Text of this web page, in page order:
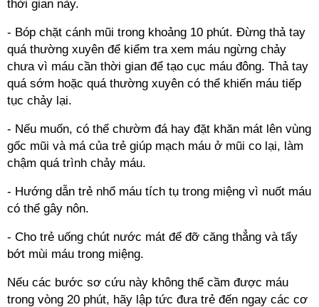
thời gian này.
- Bóp chặt cánh mũi trong khoảng 10 phút. Đừng thả tay
quá thường xuyên để kiểm tra xem máu ngừng chảy
chưa vì máu cần thời gian để tạo cục máu đông. Thả tay
quá sớm hoặc quá thường xuyên có thể khiến máu tiếp
tục chảy lại.
- Nếu muốn, có thể chườm đá hay đặt khăn mát lên vùng
gốc mũi và má của trẻ giúp mạch máu ở mũi co lại, làm
chậm quá trình chảy máu.
- Hướng dẫn trẻ nhổ máu tích tụ trong miệng vì nuốt máu
có thể gây nôn.
- Cho trẻ uống chút nước mát để đỡ căng thẳng và tẩy
bớt mùi máu trong miệng.
Nếu các bước sơ cứu này không thể cầm được máu
trong vòng 20 phút, hãy lập tức đưa trẻ đến ngay các cơ